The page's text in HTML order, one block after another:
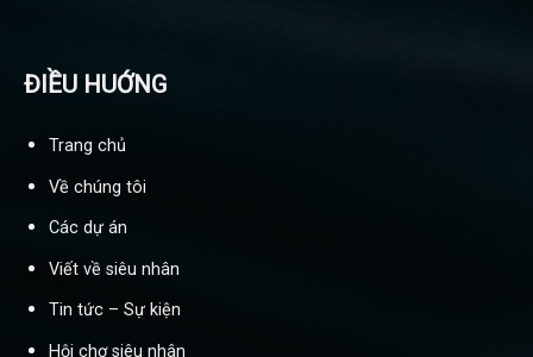
ĐIỀU HUỚNG
Trang chủ
Về chúng tôi
Các dự án
Viết về siêu nhân
Tin tức – Sự kiện
Hội chợ siêu nhân